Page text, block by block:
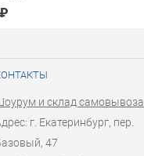
и склад самовывоза
г. Екатеринбург, пер.
47